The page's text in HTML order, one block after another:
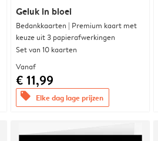
Geluk in bloei
Bedankkaarten | Premium kaart met
keuze uit 3 papierafwerkingen
Set van 10 kaarten
Vanaf
€ 11,99
offers Elke dag lage prijzen